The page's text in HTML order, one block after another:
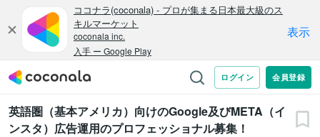
英語圏（基本アメリカ）向けのGoogle及びMETA（イ
ンスタ）広告運用のプロフェッショナル募集！